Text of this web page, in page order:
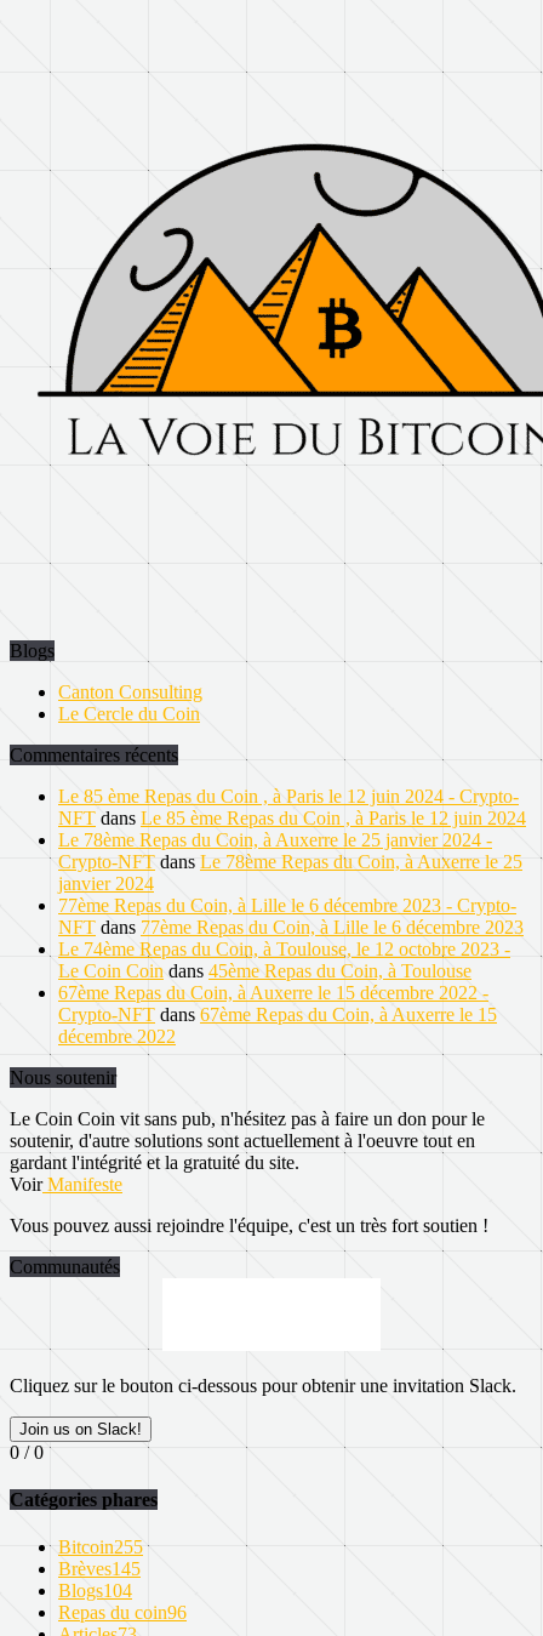
Blogs
Canton Consulting
Le Cercle du Coin
Commentaires récents
Le 85 ème Repas du Coin , à Paris le 12 juin 2024 - Crypto-
NFT dans Le 85 ème Repas du Coin , à Paris le 12 juin 2024
Le 78ème Repas du Coin, à Auxerre le 25 janvier 2024 -
Crypto-NFT dans Le 78ème Repas du Coin, à Auxerre le 25
janvier 2024
77ème Repas du Coin, à Lille le 6 décembre 2023 - Crypto-
NFT dans 77ème Repas du Coin, à Lille le 6 décembre 2023
Le 74ème Repas du Coin, à Toulouse, le 12 octobre 2023 -
Le Coin Coin dans 45ème Repas du Coin, à Toulouse
67ème Repas du Coin, à Auxerre le 15 décembre 2022 -
Crypto-NFT dans 67ème Repas du Coin, à Auxerre le 15
décembre 2022
Nous soutenir
Le Coin Coin vit sans pub, n'hésitez pas à faire un don pour le
soutenir, d'autre solutions sont actuellement à l'oeuvre tout en
gardant l'intégrité et la gratuité du site.
VoirManifeste
Vous pouvez aussi rejoindre l'équipe, c'est un très fort soutien !
Communautés
Cliquez sur le bouton ci-dessous pour obtenir une invitation Slack.
Join us on Slack!
0 / 0
Catégories phares
Bitcoin255
Brèves145
Blogs104
Repas du coin96